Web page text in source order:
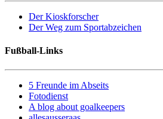
Der Kioskforscher
Der Weg zum Sportabzeichen
Fußball-Links
5 Freunde im Abseits
Fotodienst
A blog about goalkeepers